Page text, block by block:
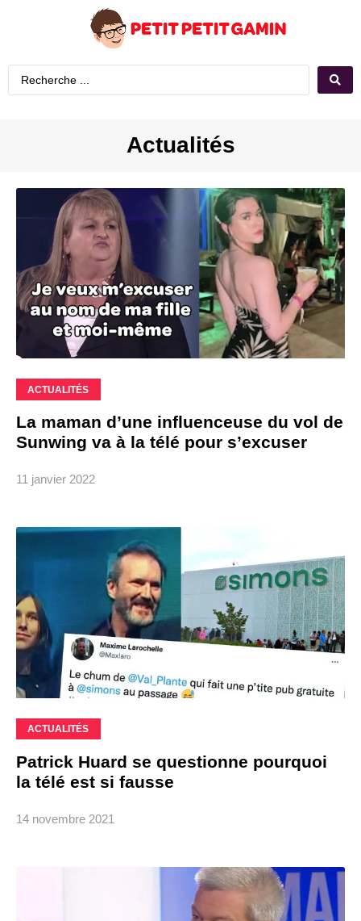
Actualités
ACTUALITÉS
La maman d’une influenceuse du vol de
Sunwing va à la télé pour s’excuser
11 janvier 2022
ACTUALITÉS
Patrick Huard se questionne pourquoi
la télé est si fausse
14 novembre 2021